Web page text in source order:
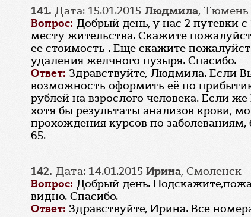
141. Дата: 15.01.2015 Людмила, Тюмень
Вопрос: Добрый день, у нас 2 путевки
месту жительства. Скажите
ее стоимость . Еще скажите
удаления желчного пузыря. Спасибо.
Ответ: Здравствуйте, Людмила. Если
возможность оформить её по
рублей на взрослого человека. Если
хотя бы результаты анализов крови,
прохождения курсов по
65.
142. Дата: 14.01.2015 Ирина, Смоленск
Вопрос: Добрый день.
видно. Спасибо.
Ответ: Здравствуйте, Ирина. Все